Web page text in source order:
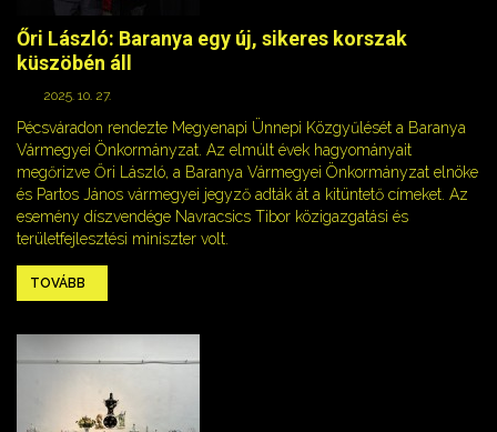
Őri László: Baranya egy új, sikeres korszak
küszöbén áll
2025. 10. 27.
Pécsváradon rendezte Megyenapi Ünnepi Közgyűlését a Baranya
Vármegyei Önkormányzat. Az elmúlt évek hagyományait
megőrizve Őri László, a Baranya Vármegyei Önkormányzat elnöke
és Partos János vármegyei jegyző adták át a kitüntető címeket. Az
esemény díszvendége Navracsics Tibor közigazgatási és
területfejlesztési miniszter volt.
TOVÁBB